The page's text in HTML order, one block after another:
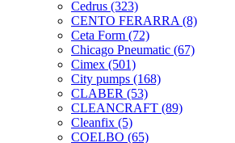
Cedrus (323)
CENTO FERARRA (8)
Ceta Form (72)
Chicago Pneumatic (67)
Cimex (501)
City pumps (168)
CLABER (53)
CLEANCRAFT (89)
Cleanfix (5)
COELBO (65)